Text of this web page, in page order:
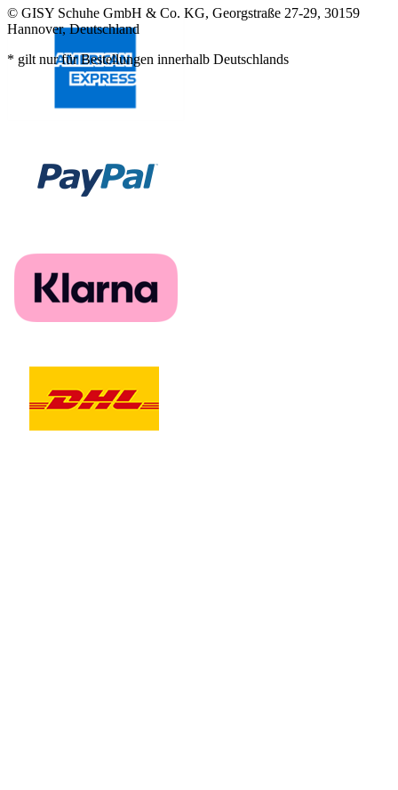
© GISY Schuhe GmbH & Co. KG, Georgstraße 27-29, 30159
Hannover, Deutschland
* gilt nur für Bestellungen innerhalb Deutschlands